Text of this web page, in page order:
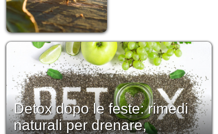
Detox dopo le feste: rimedi
naturali per drenare,